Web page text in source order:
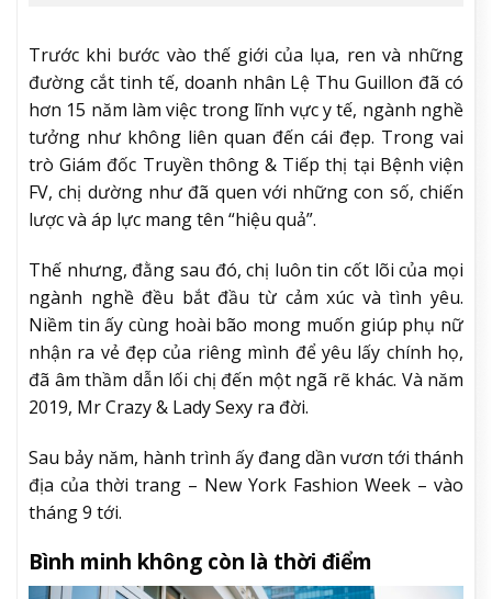
Trước khi bước vào thế giới của lụa, ren và những
đường cắt tinh tế, doanh nhân Lệ Thu Guillon đã có
hơn 15 năm làm việc trong lĩnh vực y tế, ngành nghề
tưởng như không liên quan đến cái đẹp. Trong vai
trò Giám đốc Truyền thông & Tiếp thị tại Bệnh viện
FV, chị dường như đã quen với những con số, chiến
lược và áp lực mang tên “hiệu quả”.
Thế nhưng, đằng sau đó, chị luôn tin cốt lõi của mọi
ngành nghề đều bắt đầu từ cảm xúc và tình yêu.
Niềm tin ấy cùng hoài bão mong muốn giúp phụ nữ
nhận ra vẻ đẹp của riêng mình để yêu lấy chính họ,
đã âm thầm dẫn lối chị đến một ngã rẽ khác. Và năm
2019, Mr Crazy & Lady Sexy ra đời.
Sau bảy năm, hành trình ấy đang dần vươn tới thánh
địa của thời trang – New York Fashion Week – vào
tháng 9 tới.
Bình minh không còn là thời điểm